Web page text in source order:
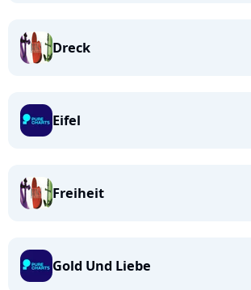
Dreck
Eifel
Freiheit
Gold Und Liebe